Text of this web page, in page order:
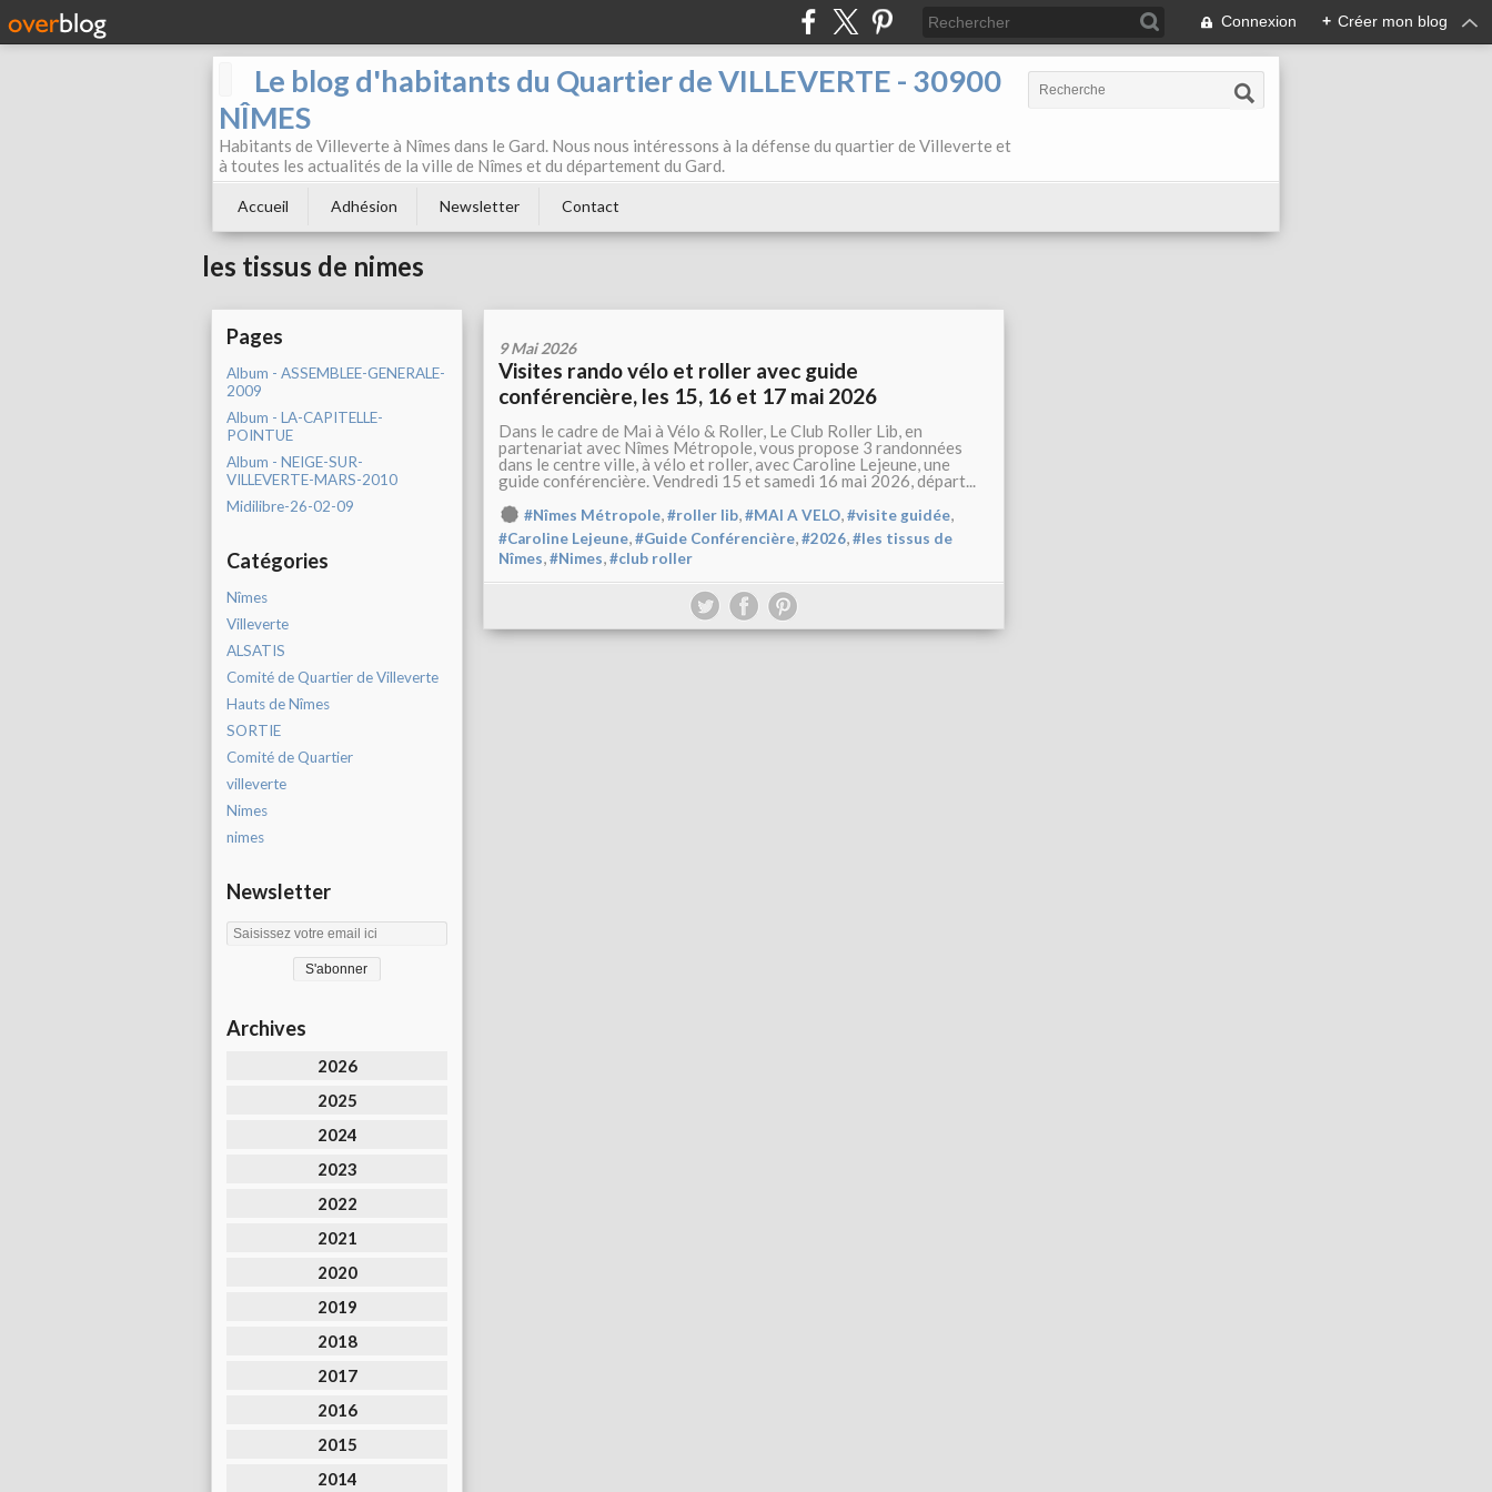
Connexion + Créer mon blog
Le blog d'habitants du Quartier de VILLEVERTE - 30900
NÎMES
Habitants de Villeverte à Nîmes dans le Gard. Nous nous intéressons à la défense du quartier de Villeverte et
à toutes les actualités de la ville de Nîmes et du département du Gard.
Accueil Adhésion Newsletter Contact
les tissus de nimes
Pages
Album - ASSEMBLEE-GENERALE-
2009
Album - LA-CAPITELLE-
POINTUE
Album - NEIGE-SUR-
VILLEVERTE-MARS-2010
Midilibre-26-02-09
Catégories
Nîmes
Villeverte
ALSATIS
Comité de Quartier de Villeverte
Hauts de Nîmes
SORTIE
Comité de Quartier
villeverte
Nimes
nimes
Newsletter
Archives
2026
2025
2024
2023
2022
2021
2020
2019
2018
2017
2016
2015
2014
9 Mai 2026
Visites rando vélo et roller avec guide
conférencière, les 15, 16 et 17 mai 2026
Dans le cadre de Mai à Vélo & Roller, Le Club Roller Lib, en
partenariat avec Nîmes Métropole, vous propose 3 randonnées
dans le centre ville, à vélo et roller, avec Caroline Lejeune, une
guide conférencière. Vendredi 15 et samedi 16 mai 2026, départ...
#Nîmes Métropole,#roller lib,#MAI A VELO,#visite guidée,
#Caroline Lejeune,#Guide Conférencière,#2026,#les tissus de
Nîmes,#Nimes,#club roller